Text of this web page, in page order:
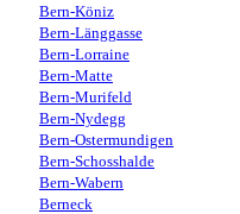
Bern-Köniz
Bern-Länggasse
Bern-Lorraine
Bern-Matte
Bern-Murifeld
Bern-Nydegg
Bern-Ostermundigen
Bern-Schosshalde
Bern-Wabern
Berneck